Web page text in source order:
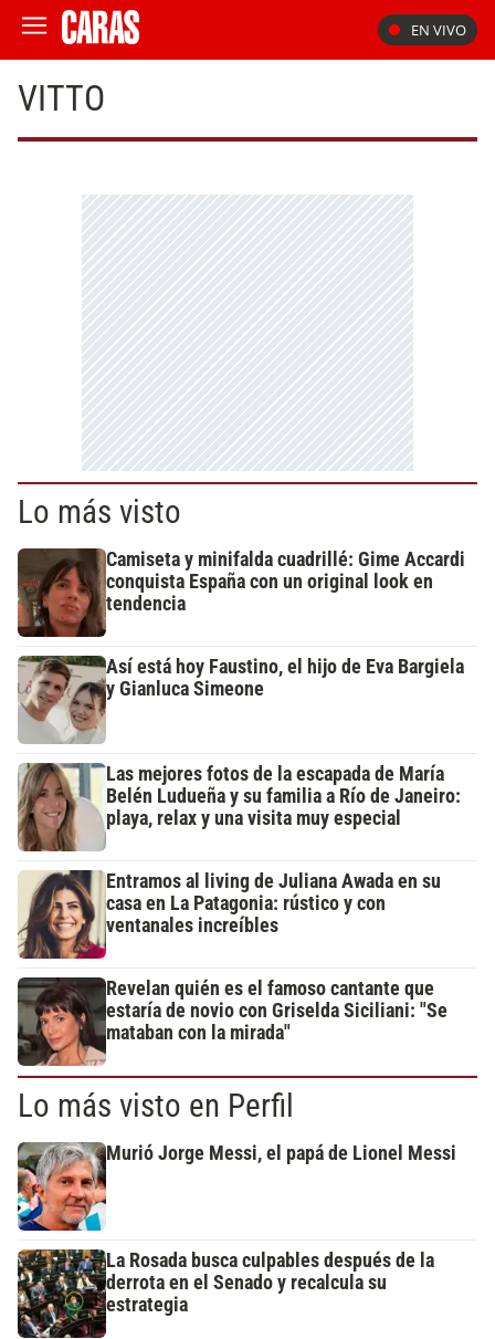
EN VIVO
VITTO
Lo más visto
Camiseta y minifalda cuadrillé: Gime Accardi
conquista España con un original look en
tendencia
Así está hoy Faustino, el hijo de Eva Bargiela
y Gianluca Simeone
Las mejores fotos de la escapada de María
Belén Ludueña y su familia a Río de Janeiro:
playa, relax y una visita muy especial
Entramos al living de Juliana Awada en su
casa en La Patagonia: rústico y con
ventanales increíbles
Revelan quién es el famoso cantante que
estaría de novio con Griselda Siciliani: "Se
mataban con la mirada"
Lo más visto en Perfil
Murió Jorge Messi, el papá de Lionel Messi
La Rosada busca culpables después de la
derrota en el Senado y recalcula su
estrategia